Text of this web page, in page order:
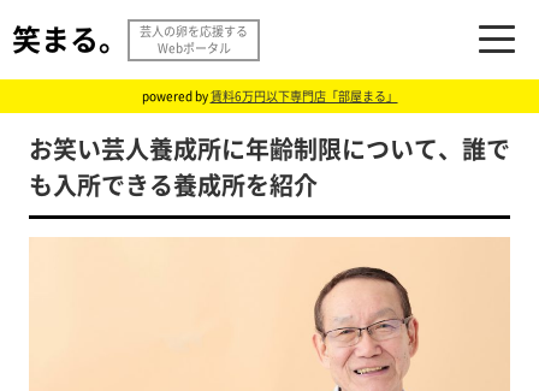
笑まる。
芸人の卵を応援する
Webポータル
powered by 賃料6万円以下専門店「部屋まる」
お笑い芸人養成所に年齢制限について、誰で
も入所できる養成所を紹介